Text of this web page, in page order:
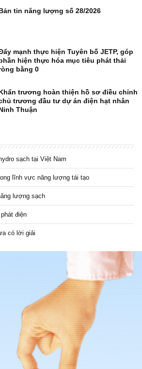
tin năng lượng số 28/2026
mạnh thực hiện Tuyên bố JETP, góp
hiện thực hóa mục tiêu phát thải
bằng 0
trương hoàn thiện hồ sơ điều chỉnh
trương đầu tư dự án điện hạt nhân
Thuận
sạch tại Việt Nam
lĩnh vực năng lượng tái tạo
lượng sạch
điện
có lời giải